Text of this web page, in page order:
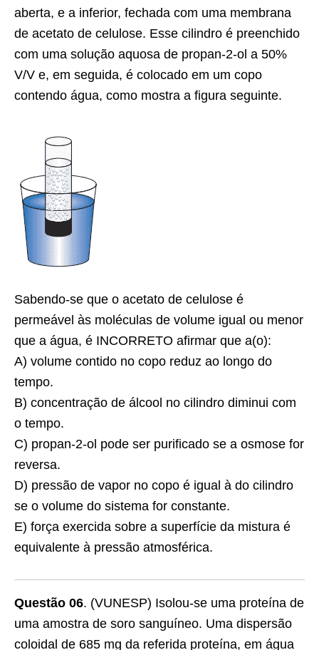
aberta, e a inferior, fechada com uma membrana
de acetato de celulose. Esse cilindro é preenchido
com uma solução aquosa de propan-2-ol a 50%
V/V e, em seguida, é colocado em um copo
contendo água, como mostra a figura seguinte.
Sabendo-se que o acetato de celulose é
permeável às moléculas de volume igual ou menor
que a água, é INCORRETO afirmar que a(o):
A) volume contido no copo reduz ao longo do
tempo.
B) concentração de álcool no cilindro diminui com
o tempo.
C) propan-2-ol pode ser purificado se a osmose for
reversa.
D) pressão de vapor no copo é igual à do cilindro
se o volume do sistema for constante.
E) força exercida sobre a superfície da mistura é
equivalente à pressão atmosférica.
Questão 06. (VUNESP) Isolou-se uma proteína de
uma amostra de soro sanguíneo. Uma dispersão
coloidal de 685 mg da referida proteína, em água